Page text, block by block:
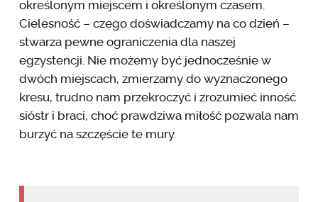
określonym miejscem i określonym czasem.
Cielesność – czego doświadczamy na co dzień –
stwarza pewne ograniczenia dla naszej
egzystencji. Nie możemy być jednocześnie w
dwóch miejscach, zmierzamy do wyznaczonego
kresu, trudno nam przekroczyć i zrozumieć inność
sióstr i braci, choć prawdziwa miłość pozwala nam
burzyć na szczęście te mury.